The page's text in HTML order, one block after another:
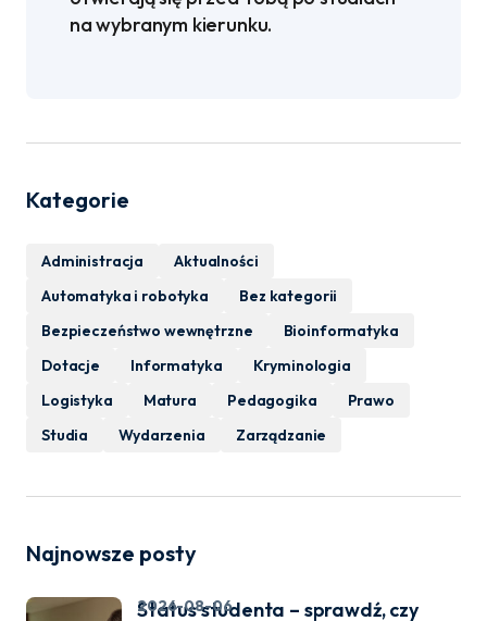
na wybranym kierunku.
Kategorie
Administracja
Aktualności
Automatyka i robotyka
Bez kategorii
Bezpieczeństwo wewnętrzne
Bioinformatyka
Dotacje
Informatyka
Kryminologia
Logistyka
Matura Pedagogika
Prawo
Studia
Wydarzenia Zarządzanie
Najnowsze posty
Status studenta – sprawdź, czy
2026-08-06